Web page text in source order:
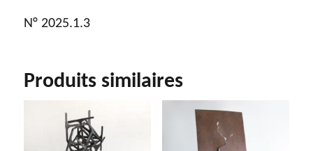
N° 2025.1.3
Produits similaires